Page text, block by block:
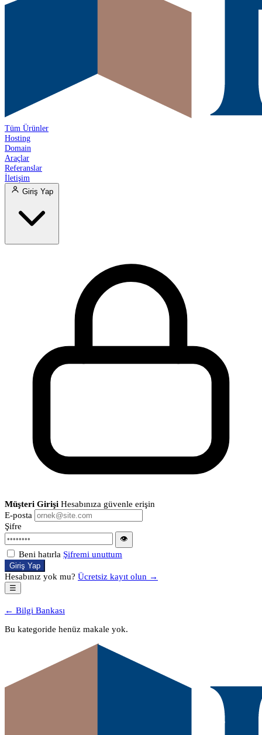
Tüm Ürünler
Hosting
Domain
Araçlar
Referanslar
İletişim
Giriş Yap
Müşteri Girişi Hesabınıza güvenle erişin
E-posta
Şifre
👁
Beni hatırla Şifremi unuttum
Giriş Yap
Hesabınız yok mu? Ücretsiz kayıt olun →
☰
← Bilgi Bankası
Bu kategoride henüz makale yok.